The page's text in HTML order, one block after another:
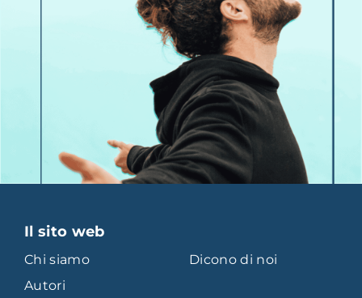
Il sito web
Chi siamo
Autori
Dicono di noi